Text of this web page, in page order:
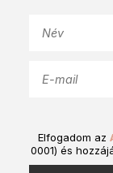
Elfogadom az
0001) és